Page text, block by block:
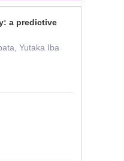
a predictive
Yutaka Iba